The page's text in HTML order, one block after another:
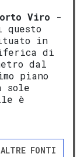
Viro -
questo
in
di
dal
piano
sole
è
ALTRE FONTI